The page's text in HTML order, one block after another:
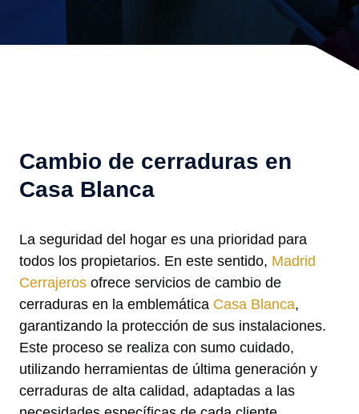
Cambio de cerraduras en
Casa Blanca
La seguridad del hogar es una prioridad para
todos los propietarios. En este sentido, Madrid
Cerrajeros ofrece servicios de cambio de
cerraduras en la emblemática Casa Blanca,
garantizando la protección de sus instalaciones.
Este proceso se realiza con sumo cuidado,
utilizando herramientas de última generación y
cerraduras de alta calidad, adaptadas a las